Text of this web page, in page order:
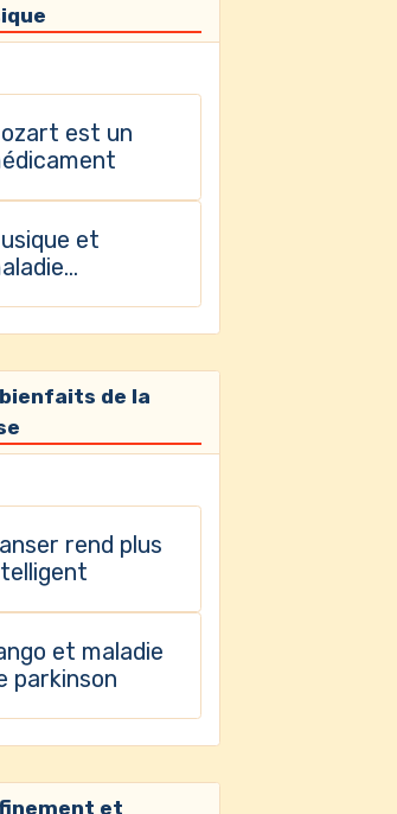
est un
et
de la
rend plus
et maladie
parkinson
et